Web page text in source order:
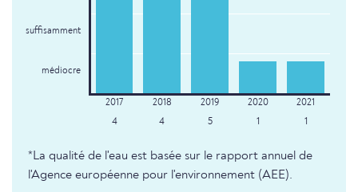
suffisamment
médiocre
4 4 5 1 1
*La qualité de l'eau est basée sur le rapport annuel de
l'Agence européenne pour l'environnement (AEE).